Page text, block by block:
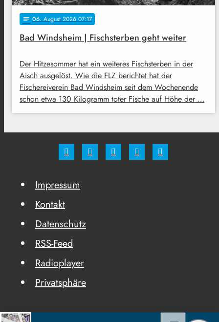
notes 06. August 2026 07:17
Bad Windsheim | Fischsterben geht weiter
Der Hitzesommer hat ein weiteres Fischsterben in der
Aisch ausgelöst. Wie die FLZ berichtet hat der
Fischereiverein Bad Windsheim seit dem Wochenende
schon etwa 130 Kilogramm toter Fische auf Höhe der …
Impressum
Kontakt
Datenschutz
RSS-Feed
Radioplayer
Privatsphäre